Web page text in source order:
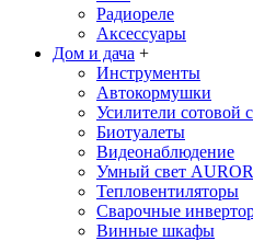
Радиореле
Аксессуары
Дом и дача +
Инструменты
Автокормушки
Усилители сотовой
Биотуалеты
Видеонаблюдение
Умный свет
Тепловентиляторы
Сварочные
Винные шкафы